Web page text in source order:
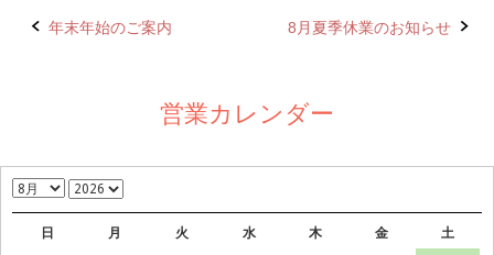
t
n
年末年始のご案内 8月夏季休業のお知らせ
営業カレンダー
日 月 火 水 木 金 土